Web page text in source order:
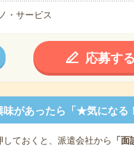
・サービス
応募する
味があったら「★気になる
しておくと、派遣会社から 「面